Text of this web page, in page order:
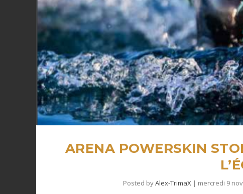
ARENA POWERSKIN
Posted byAlex-TrimaX | mercredi 9